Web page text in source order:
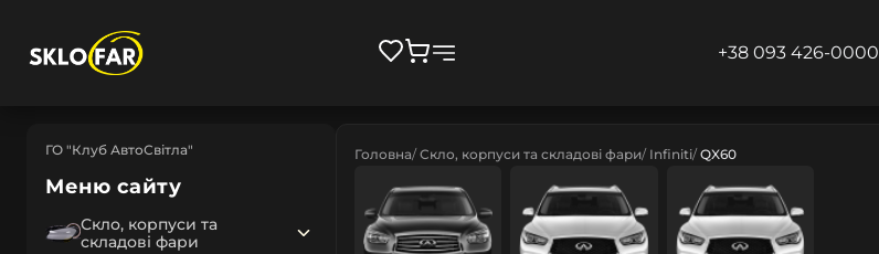
+38 093 426-0000
ГО "Клуб АвтоСвітла"
Меню сайту
Скло, корпуси та
складові фари
Головна Скло, корпуси та складові фари Infiniti QX60